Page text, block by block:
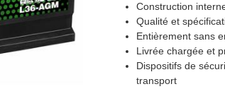
Construction
Qualité et
Entièrement sans
Livrée chargée et
Dispositifs de
transport